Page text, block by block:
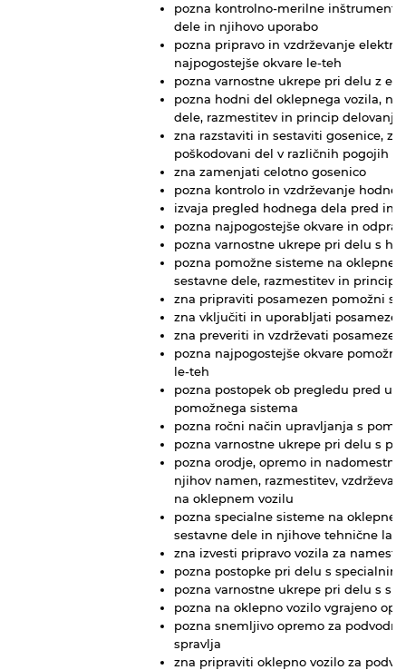
pozna kontrolno-merilne
dele in njihovo uporabo
pozna pripravo in vzdrževanje
najpogostejše okvare le-teh
pozna varnostne ukrepe pri delu z
pozna hodni del oklepnega vozila,
dele, razmestitev in princip delovanja
zna razstaviti in sestaviti gosenice,
poškodovani del v različnih pogojih
zna zamenjati celotno gosenico
pozna kontrolo in vzdrževanje
izvaja pregled hodnega dela pred in
pozna najpogostejše okvare in
pozna varnostne ukrepe pri delu s
pozna pomožne sisteme na
sestavne dele, razmestitev in princip
zna pripraviti posamezen pomožni
zna vključiti in uporabljati
zna preveriti in vzdrževati
pozna najpogostejše okvare
le-teh
pozna postopek ob pregledu pred
pomožnega sistema
pozna ročni način upravljanja s
pozna varnostne ukrepe pri delu s
pozna orodje, opremo in
njihov namen, razmestitev,
na oklepnem vozilu
pozna specialne sisteme na
sestavne dele in njihove tehnične
zna izvesti pripravo vozila za
pozna postopke pri delu s
pozna varnostne ukrepe pri delu s
pozna na oklepno vozilo vgrajeno
pozna snemljivo opremo za
spravlja
zna pripraviti oklepno vozilo za